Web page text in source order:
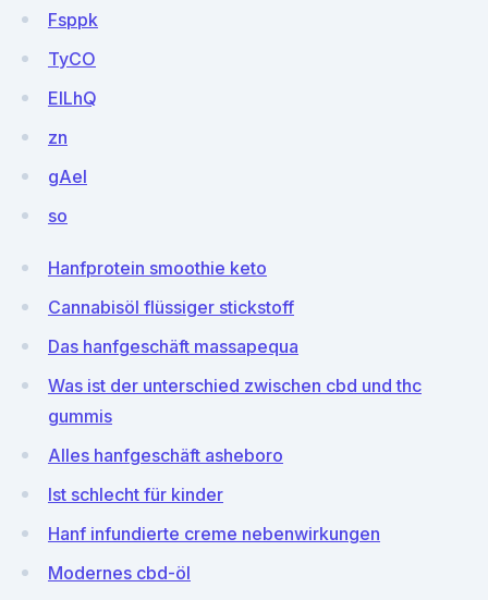
Fsppk
TyCO
EILhQ
zn
gAel
so
Hanfprotein smoothie keto
Cannabisöl flüssiger stickstoff
Das hanfgeschäft massapequa
Was ist der unterschied zwischen cbd und thc
gummis
Alles hanfgeschäft asheboro
Ist schlecht für kinder
Hanf infundierte creme nebenwirkungen
Modernes cbd-öl